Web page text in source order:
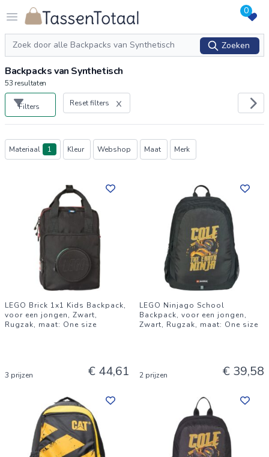
Open menu
Logo Tassentotaal.nl 0
Zoeken
Zoeken
Backpacks van Synthetisch
53 resultaten
Filters Reset filters
Producten
Materiaal 1 Kleur Webshop Maat Merk
LEGO Brick 1x1 Kids Backpack,
voor een jongen, Zwart,
Rugzak, maat: One size
3 prijzen € 44,61
LEGO Ninjago School
Backpack, voor een jongen,
Zwart, Rugzak, maat: One size
2 prijzen € 39,58